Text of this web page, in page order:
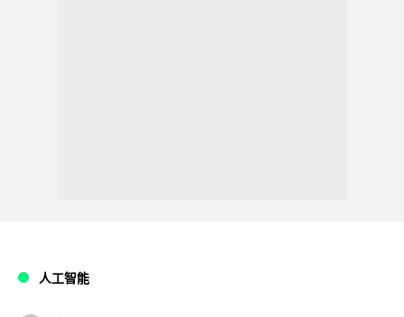
人工智能